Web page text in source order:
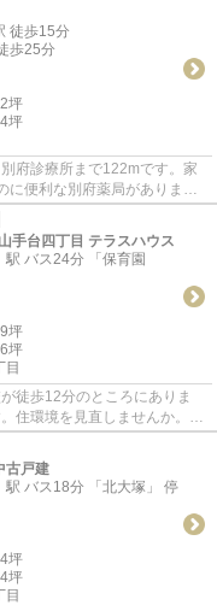
徒歩15分
歩25分
坪
坪
府診療所まで122mです。家
に便利な別府薬局がありま
産情...
手台四丁目 テラスハウス
駅 バス24分 「保育園
坪
坪
目
徒歩12分のところにありま
住環境を見直しませんか。不
古戸建
駅 バス18分 「北大塚」 停
坪
坪
目